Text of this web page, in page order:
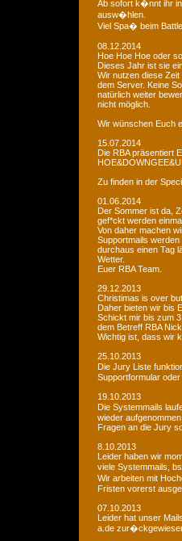
Ab sofort k�nnt ihr
ausw�hlen.
Viel Spa� beim
08.12.2014
Hoe Hoe Hoe oder
Dieses Jahr ist sie
Wir nutzen diese
dem Server. Keine
natürlich weiter
nicht möglich.
Wir wünschen Euch
15.07.2014
Die RBA präsentiert
Zu finden in der
01.06.2014
Der Sommer ist da,
gef*ckt werden
Von daher machen
Supportmails
durchaus einen Tag
Wetter.
Euer RBA Team.
29.12.2013
Christimas is over
Daher bieten wir bis
Schickt mir bis zum
dem Betreff RBA
Wichtig ist, dass wir
25.10.2013
Die Jury Liste
Supportformular
19.10.2013
Die Systemmails
wieder
Fragen an die Jury
8.10.2013
Leider haben wir
viele Systemmails,
Wir arbeiten mit
Fristen vorerst
07.10.2013
Leider hat unser
a.de